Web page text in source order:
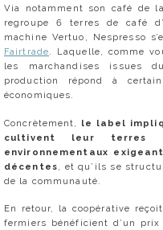
Via notamment son café de
regroupe 6 terres de café
machine Vertuo, Nespresso
Fairtrade . Laquelle, comme
les marchandises issues
production répond à
économiques.
Concrètement, le label
cultivent leur terres
environnementaux
décentes , et qu’ils se
de la communauté.
En retour, la coopérative
fermiers bénéficient d’un